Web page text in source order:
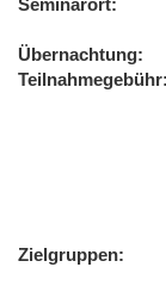
Übernachtung
Teilnahmegebühr
Zielgruppen